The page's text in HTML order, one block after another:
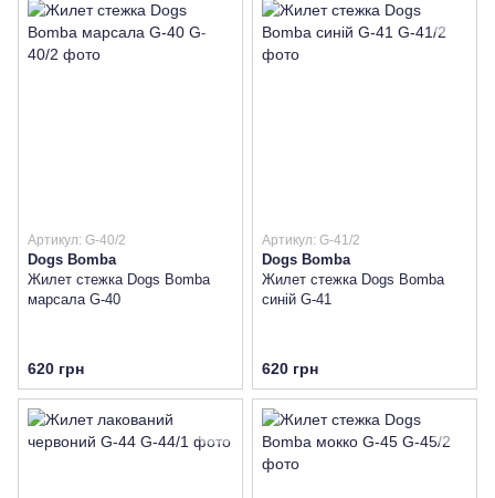
Артикул: G-40/2
Dogs Bomba
Жилет стежка Dogs Bomba
марсала G-40
620 грн
Артикул: G-41/2
Dogs Bomba
Жилет стежка Dogs Bomba
синій G-41
620 грн